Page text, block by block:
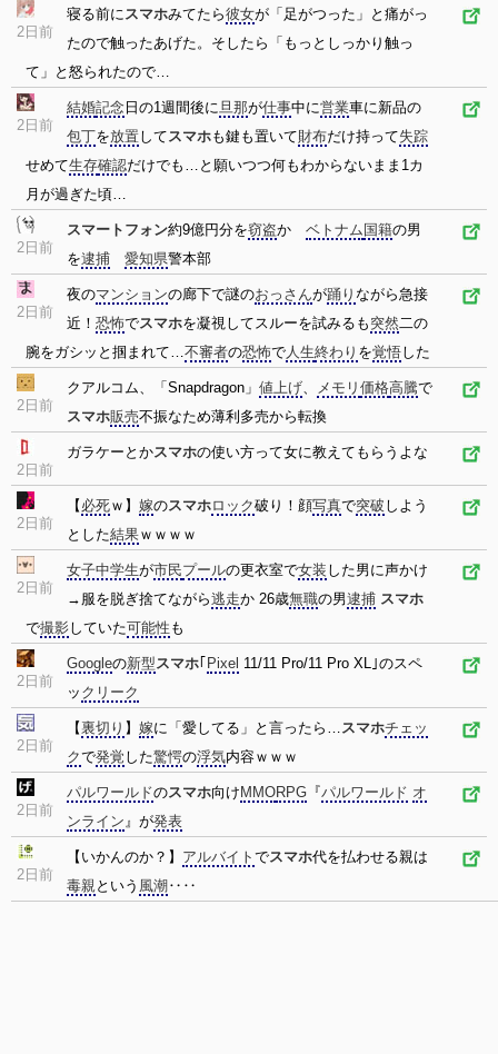
2日前
寝る前にスマホみてたら彼女が「足がつった」と痛がっ
たので触ったあげた。そしたら「もっとしっかり触っ
て」と怒られたので…
2日前
結婚記念 日の1週間後に旦那が仕事中に営業車に新品の
包丁を放置してスマホも鍵も置いて財布だけ持って失踪
せめて生存確認だけでも…と願いつつ何もわからないまま1カ
月が過ぎた頃…
2日前
スマートフォン約9億円分を窃盗か ベトナム 国籍の男
を逮捕 愛知県警本部
2日前
夜のマンションの廊下で謎のおっさんが踊り ながら急接
近！ 恐怖でスマホを凝視してスルーを試みるも 突然二の
腕をガシッと掴まれて…不審者の恐怖で人生終わり を覚悟した
2日前
クアルコム、「Snapdragon」 値上げ、 メモリ 価格高騰で
スマホ販売不振なため薄利多売から転換
2日前
ガラケーとかスマホの使い方って女に教えてもらうよな
2日前
【 必死ｗ】 嫁のスマホロック破り！顔写真で突破 しよう
とした結果ｗｗｗｗ
2日前
女子中学生が市民プールの更衣室で女装 した男に声かけ
→服を脱ぎ捨てながら逃走か 26歳無職の男逮捕 スマホ
で撮影 していた可能性 も
2日前
Googleの新型スマホ｢ Pixel 11/11 Pro/11 Pro XL｣のスペ
ッ クリーク
2日前
【 裏切り 】 嫁に「愛してる」と言ったら…スマホチェッ
クで発覚 した驚愕の浮気内容ｗｗｗ
2日前
パルワールドのスマホ向け MMORPG 『パルワールド オ
ンライン』が発表
2日前
【いかんのか？】 アルバイト でスマホ代を払わせる親は
毒親という 風潮 ‥‥